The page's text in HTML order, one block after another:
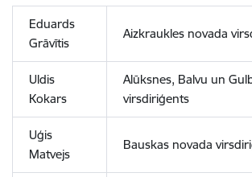
Eduards
Grāvītis
Aizkraukles novada
Uldis
Kokars
Alūksnes, Balvu un
virsdiriģents
Uģis
Matvejs
Bauskas novada